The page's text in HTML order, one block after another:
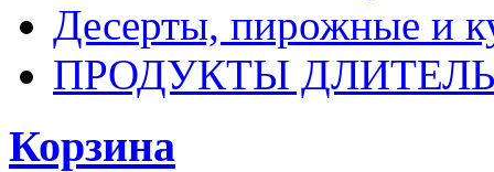
Десерты, пирожные и
ПРОДУКТЫ
Корзина